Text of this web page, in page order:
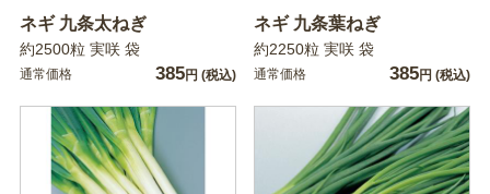
ネギ 九条太ねぎ
約2500粒 実咲 袋
通常価格 385円 (税込)
ネギ 九条葉ねぎ
約2250粒 実咲 袋
通常価格 385円 (税込)